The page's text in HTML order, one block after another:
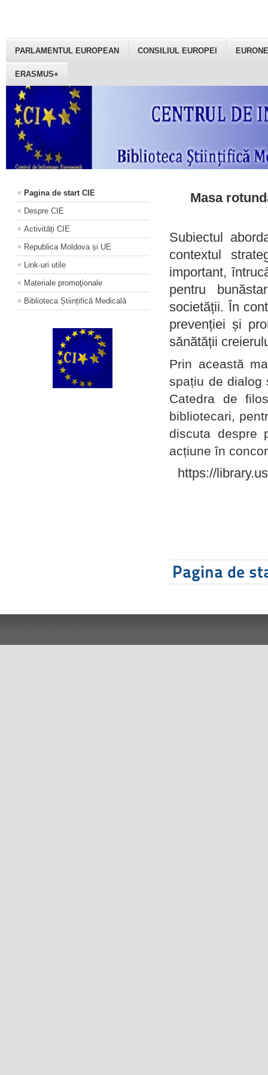
PARLAMENTUL EUROPEAN CONSILIUL EUROPEI
ERASMUS+
Pagina de start CIE
Despre CIE
Activități CIE
Republica Moldova și UE
Link-uri utile
Materiale promoţionale
Biblioteca Științifică Medicală
Masa
Subiectul
contextul
important,
pentru
societății. În
prevenției și
sănătății
Prin această
spațiu de dialog
Catedra de
bibliotecari,
discuta despre
acțiune în
https://
Pagina de